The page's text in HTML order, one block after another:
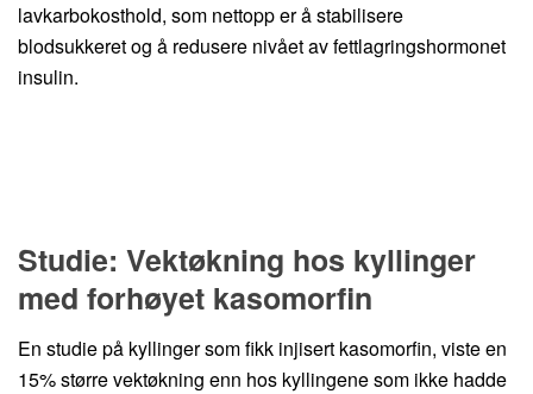
lavkarbokosthold, som nettopp er å stabilisere
blodsukkeret og å redusere nivået av fettlagringshormonet
insulin.
Studie: Vektøkning hos kyllinger
med forhøyet kasomorfin
En studie på kyllinger som fikk injisert kasomorfin, viste en
15% større vektøkning enn hos kyllingene som ikke hadde